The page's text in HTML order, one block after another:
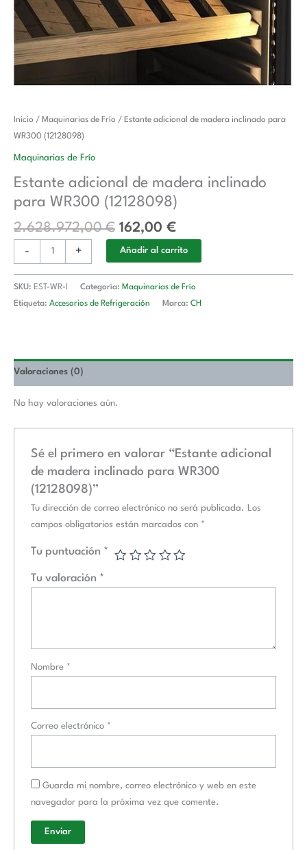
Inicio / Maquinarias de Frío / Estante adicional de madera inclinado para
WR300 (12128098)
Maquinarias de Frío
Estante adicional de madera inclinado
para WR300 (12128098)
2.628.972,00€
El
2.628.972,00 €.
162,00 €
El
162,00 €.
-
Estante
adicional
de
inclinado
para
(12128098)
cantidad
+ Añadir al carrito
SKU: EST-WR-I Categoría: Maquinarias de Frío
Etiqueta: Accesorios de Refrigeración Marca: CH
Valoraciones (0)
No hay valoraciones aún.
Sé el primero en valorar “Estante adicional
de madera inclinado para WR300
(12128098)”
Tu dirección de correo electrónico no será publicada.
Los
campos obligatorios están marcados con *
Tu puntuación *
Tu valoración *
Nombre *
Correo electrónico *
Guarda mi nombre, correo electrónico y web en este
navegador para la próxima vez que comente.